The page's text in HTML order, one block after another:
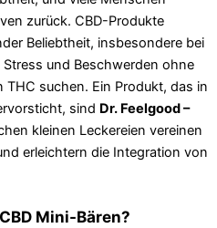
zurück. CBD-Produkte
Beliebtheit, insbesondere bei
und Beschwerden ohne
suchen. Ein Produkt, das in
sind Dr. Feelgood –
kleinen Leckereien vereinen
erleichtern die Integration von
Mini-Bären?